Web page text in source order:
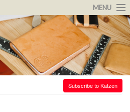
MENU
Subscribe to Katzen